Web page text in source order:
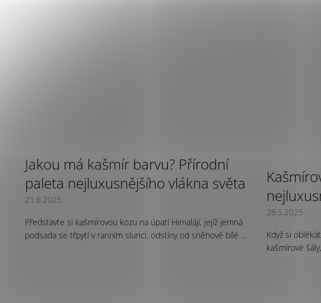
Jakou má kašmír barvu? Přírodní
paleta nejluxusnějšího vlákna světa
21.8.2025
Představte si kašmírovou kozu na úpatí Himalájí, jejíž jemná
podsada se třpytí v ranním slunci, odstíny od sněhově bílé ...
28.5.2025
Když si
kašmírové